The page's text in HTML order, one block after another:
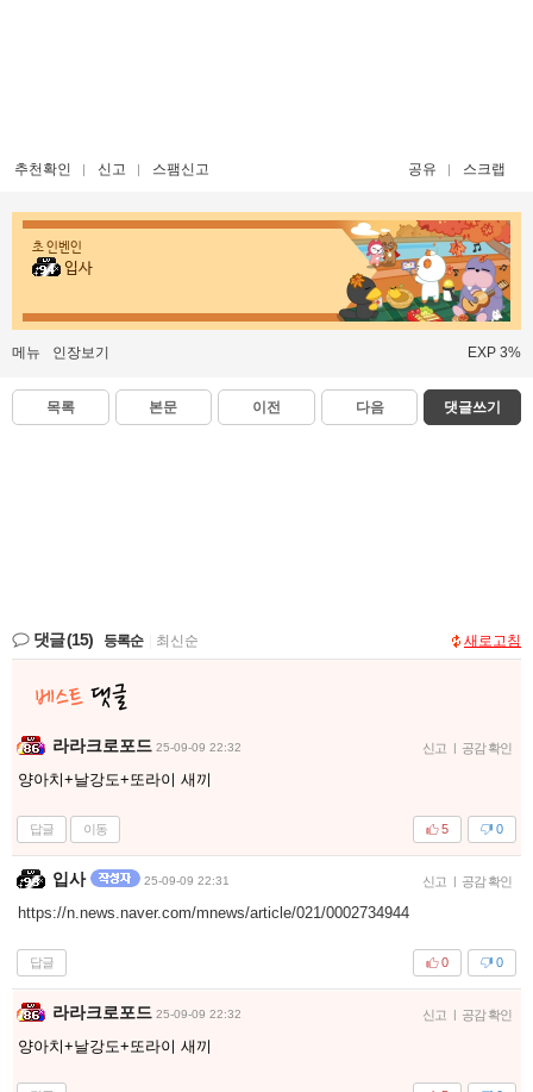
추천확인 신고 스팸신고 공유 스크랩
초 인벤인
입사
메뉴 인장보기 EXP 3%
목록 본문 이전 다음 댓글쓰기
댓글(15) 등록순 최신순 새로고침
라라크로포드 25-09-09 22:32 신고 | 공감 확인
양아치+날강도+또라이 새끼
답글 이동 0
5
입사 25-09-09 22:31 신고 | 공감 확인
https://n.news.naver.com/mnews/article/021/0002734944
답글 0
0
라라크로포드 25-09-09 22:32 신고 | 공감 확인
양아치+날강도+또라이 새끼